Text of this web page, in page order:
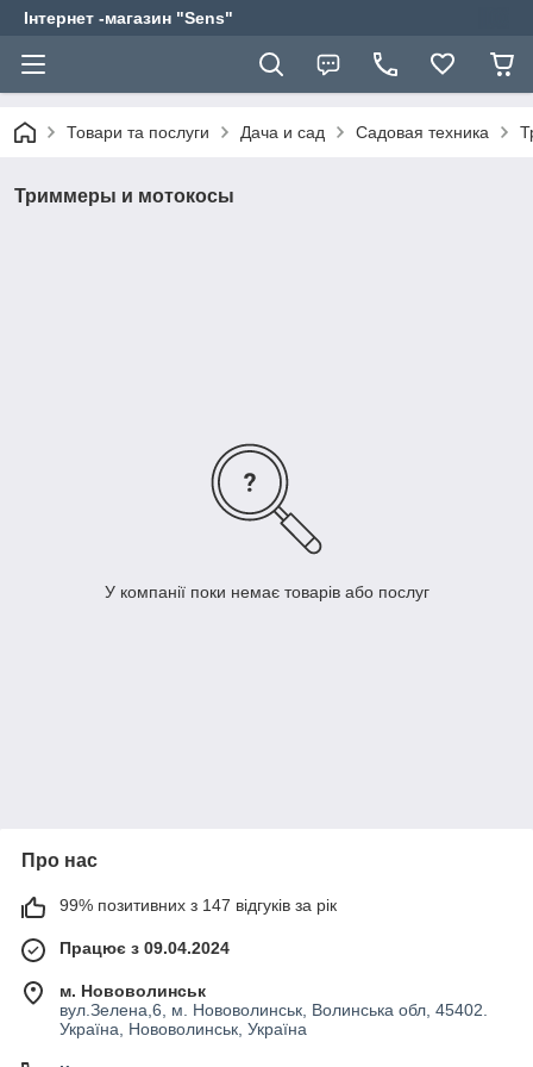
Інтернет -магазин "Sens"
Товари та послуги Дача и сад Садовая техника
Триммеры и мотокосы
У компанії поки немає товарів або послуг
Про нас
99% позитивних з 147 відгуків за рік
Працює з 09.04.2024
м. Нововолинськ
вул.Зелена,6, м. Нововолинськ, Волинська обл, 45402.
Україна, Нововолинськ, Україна